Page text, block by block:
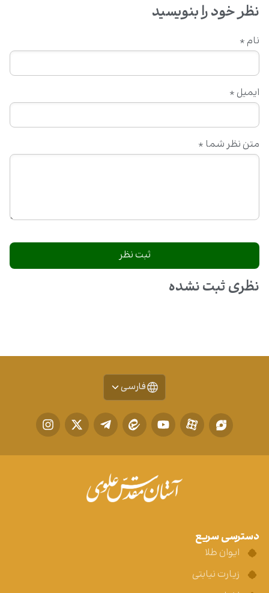
نظر خود را بنویسید
متن نظر شما *
نام *
ایمیل *
نظری ثبت نشده
فارسی
دسترسی سریع
ایوان طلا
زیارت نیابتی